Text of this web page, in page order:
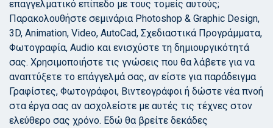
επαγγελματικό επίπεδο με τους τομείς αυτούς;
Παρακολουθήστε σεμινάρια Photoshop & Graphic Design,
3D, Animation, Video, AutoCad, Σχεδιαστικά Προγράμματα,
Φωτογραφία, Audio και ενισχύστε τη δημιουργικότητά
σας. Χρησιμοποιήστε τις γνώσεις που θα λάβετε για να
αναπτύξετε το επάγγελμά σας, αν είστε για παράδειγμα
Γραφίστες, Φωτογράφοι, Βιντεογράφοι ή δώστε νέα πνοή
στα έργα σας αν ασχολείστε με αυτές τις τέχνες στον
ελεύθερο σας χρόνο. Εδώ θα βρείτε δεκάδες